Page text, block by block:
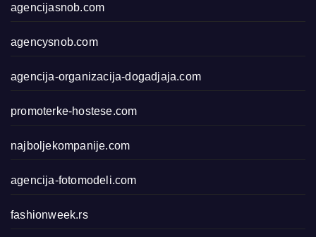
agencijasnob.com
agencysnob.com
agencija-organizacija-dogadjaja.com
promoterke-hostese.com
najboljekompanije.com
agencija-fotomodeli.com
fashionweek.rs